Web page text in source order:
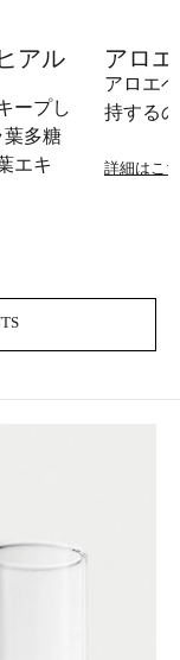
アル
ープし
葉多糖
エキ
アロ
アロエ
持する
詳細はこ